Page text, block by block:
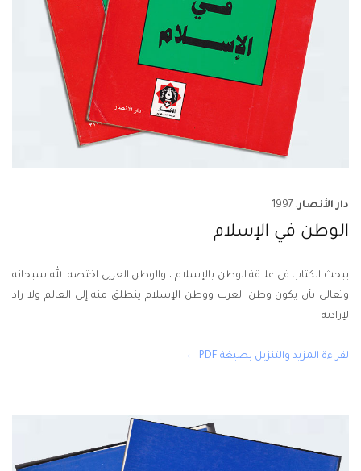
دار الأنصار, 1997
الوطن في الإسلام
يبحث الكتاب في علاقة الوطن بالإسلام ، والوطن العربي اختصه الله سبحانه
وتعالى بأن يكون وطن العرب ووطن الإسلام ينطلق منه إلى العالم ولا راد
لإرادته
لقراءة المزيد والتنزيل بصيغة PDF ←